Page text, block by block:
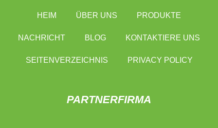
HEIM ÜBER UNS PRODUKTE
NACHRICHT BLOG KONTAKTIERE UNS
SEITENVERZEICHNIS PRIVACY POLICY
PARTNERFIRMA